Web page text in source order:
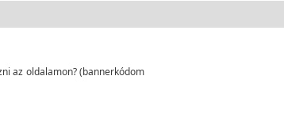
az oldalamon? (bannerkódom